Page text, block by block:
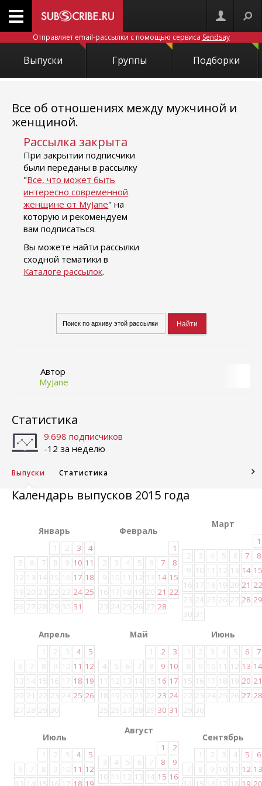
Отправляет email-рассылки с помощью сервиса Sendsay
Выпуски Группы Подборки
Все об отношениях между мужчиной и
женщиной.
Рассылка закрыта
При закрытии подписчики
были переданы в рассылку
"Все, что может быть
интересно современной
женщине от MyJane" на
которую и рекомендуем
вам подписаться.
Вы можете найти рассылки
сходной тематики в
Каталоге рассылок.
Автор
MyJane
Статистика
9.698 подписчиков
-12 за неделю
Выпуски Статистика
Календарь выпусков 2015 года
Январь
1
2 3
4
5
6 7 8 9 10 11
12 13 14 15 16 17 18
19 20 21 22 23 24 25
26 27 28 29 30 31
Февраль
1
2
3 4 5 6 7
8
9 10 11 12 13 14 15
16 17 18 19 20 21 22
23 24 25 26 27 28
Март
1
2
3 4 5 6 7
8
9 10 11 12 13 14 15
16 17 18 19 20 21 22
23 24 25 26 27 28 29
30 31
Апрель
1
2 3 4
5
6
7 8 9 10 11 12
13 14 15 16 17 18 19
20 21 22 23 24 25 26
27 28 29 30
Май
1
2
3
4
5 6 7 8 9 10
11 12 13 14 15 16 17
18 19 20 21 22 23 24
25 26 27 28 29 30 31
Июнь
1
2 3 4 5 6
7
8
9 10 11 12 13 14
15 16 17 18 19 20 21
22 23 24 25 26 27 28
29 30
Июль
1
2 3 4
5
6
7 8 9 10 11 12
13 14 15 16 17 18 19
Август
1
2
3
4 5 6 7 8
9
10 11 12 13 14 15 16
Сентябрь
1
2 3 4 5
6
7
8 9 10 11 12 13
14 15 16 17 18 19 20